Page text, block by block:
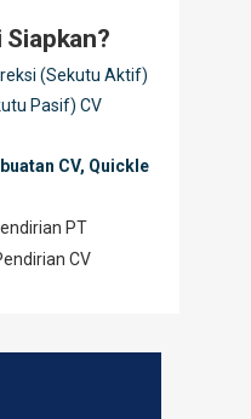
(Sekutu Aktif)
Pasif) CV
CV, Quickle
PT
CV